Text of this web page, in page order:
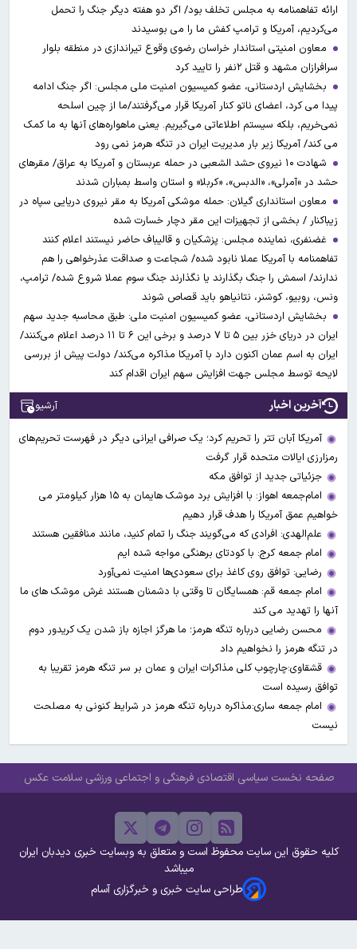
ارائه تفاهمنامه به مجلس تخلف بود/ اگر دو هفته دیگر جنگ را تحمل
می‌کردیم، آمریکا و ترامپ کفش ما را می بوسیدند
معاون امنیتی استاندار خراسان رضوی وقوع تیراندازی در منطقه بلوار
سرافرازان مشهد و قتل ۲نفر را تایید کرد
بخشایش اردستانی، عضو کمیسیون امنیت ملی مجلس: اگر جنگ ادامه
پیدا می کرد، اعضای ناتو کنار آمریکا قرار می‌گرفتند/ما از چین اسلحه
نمی‌خریم، بلکه سیستم اطلاعاتی می‌گیریم. یعنی ماهواره‌های آنها به ما کمک
می کند/ آمریکا زیر بار مدیریت ایران در تنگه هرمز نمی رود
شهادت ۱۰ نیروی حشد الشعبی در حمله عربستان و آمریکا به عراق/ مقرهای
حشد در »آمرلی»، «الدبس»، «کربلا« و استان واسط بمباران شدند
معاون استانداری گیلان: حمله موشکی آمریکا به مقر نیروی دریایی سپاه در
زیباکنار / بخشی از تجهیزات این مقر دچار خسارت شده
غضنفری، نماینده مجلس: پزشکیان و قالیباف حاضر نیستند اعلام کنند
تفاهمنامه با آمریکا عملا نابود شده/ شجاعت و صداقت عذرخواهی را هم
ندارند/ اسمش را جنگ بگذارند یا نگذارند جنگ سوم عملا شروع شده/ ترامپ،
ونس، روبیو، کوشنر، نتانیاهو باید قصاص شوند
بخشایش اردستانی، عضو کمیسیون امنیت ملی: طبق محاسبه جدید سهم
ایران در دریای خزر بین ۵ تا ۷ درصد و برخی این ۶ تا ۱۱ درصد اعلام می‌کنند/
ایران به اسم عمان اکنون دارد با آمریکا مذاکره می‌کند/ دولت پیش از بررسی
لایحه توسط مجلس جهت افزایش سهم ایران اقدام کند
آخرین اخبار آرشیو
آمریکا آبان تتر را تحریم کرد؛ یک صرافی ایرانی دیگر در فهرست تحریم‌های
رمزارزی ایالات متحده قرار گرفت
جزئیاتی جدید از توافق مکه
امام‌جمعه اهواز: با افزایش برد موشک هایمان به ۱۵ هزار کیلومتر می
خواهیم عمق آمریکا را هدف قرار دهیم
علم‌الهدی: افرادی که می‌گویند جنگ را تمام کنید، مانند منافقین هستند
امام جمعه کرج: با کودتای برهنگی مواجه شده ایم
رضایی: توافق روی کاغذ برای سعودی‌ها امنیت نمی‌آورد
امام جمعه قم: همسایگان تا وقتی با دشمنان هستند غرش موشک های ما
آنها را تهدید می کند
محسن رضایی درباره تنگه هرمز؛ ما هرگز اجازه باز شدن یک کریدور دوم
در تنگه هرمز را نخواهیم داد
قشقاوی:چارچوب کلی مذاکرات ایران و عمان بر سر تنگه هرمز تقریبا به
توافق رسیده است
امام جمعه ساری:مذاکره درباره تنگه هرمز در شرایط کنونی به مصلحت
نیست
صفحه نخست سیاسی اقتصادی فرهنگی و اجتماعی ورزشی سلامت عکس
کلیه حقوق این سایت محفوظ است و متعلق به وبسایت خبری دیدبان ایران
میباشد
طراحی سایت خبری و خبرگزاری آسام